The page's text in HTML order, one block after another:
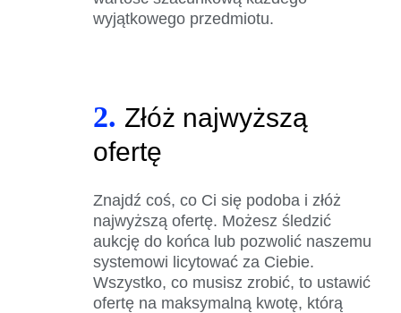
wyjątkowego przedmiotu.
2. Złóż najwyższą
ofertę
Znajdź coś, co Ci się podoba i złóż
najwyższą ofertę. Możesz śledzić
aukcję do końca lub pozwolić naszemu
systemowi licytować za Ciebie.
Wszystko, co musisz zrobić, to ustawić
ofertę na maksymalną kwotę, którą